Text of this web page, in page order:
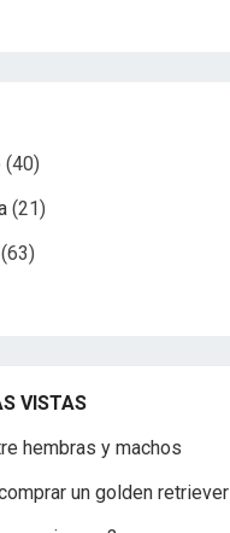
(40)
(21)
(63)
VISTAS
hembras y machos
un golden retriever